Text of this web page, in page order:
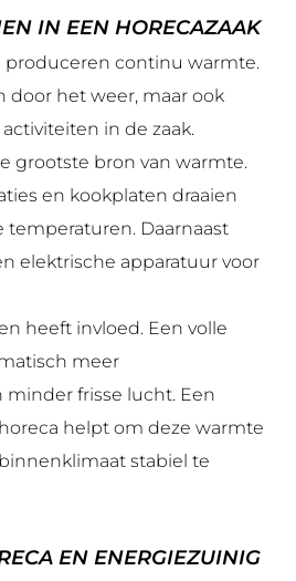
IN EEN HORECAZAAK
produceren continu warmte.
door het weer, maar ook
in de zaak.
grootste bron van warmte.
en kookplaten draaien
Daarnaast
elektrische apparatuur voor
heeft invloed. Een volle
meer
frisse lucht. Een
helpt om deze warmte
stabiel te
EN ENERGIEZUINIG